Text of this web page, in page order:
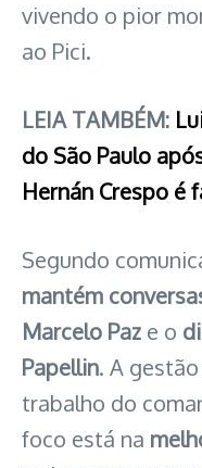
vivendo o pior
ao Pici.
LEIA TAMBÉM:
do São Paulo
Hernán Crespo é
Segundo
mantém
Marcelo Paz e o
Papellin. A
trabalho do
foco está na